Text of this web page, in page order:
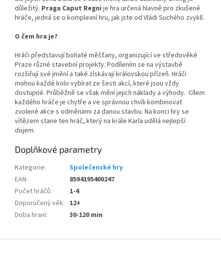
důležitý. Praga Caput Regni je hra určená hlavně pro zkušené
hráče, jedná se o komplexní hru, jak jste od Vládi Suchého zvyklí.
O čem hra je?
Hráči představují bohaté měšťany, organizující ve středověké
Praze různé stavební projekty. Podílením se na výstavbě
rozšiřují své jmění a také získávají královskou přízeň. Hráči
mohou každé kolo vybírat ze šesti akcí, které jsou vždy
dostupné. Průběžně se však mění jejich náklady a výhody. Cílem
každého hráče je chytře a ve správnou chvíli kombinovat
zvolené akce s odměnami za danou stavbu. Na konci hry se
vítězem stane ten hráč, který na krále Karla udělá nejlepší
dojem.
Doplňkové parametry
Kategorie:
Společenské hry
EAN:
8594195400247
Počet hráčů:
1-4
Doporučený věk: 12+
Doba hraní: 30-120 min